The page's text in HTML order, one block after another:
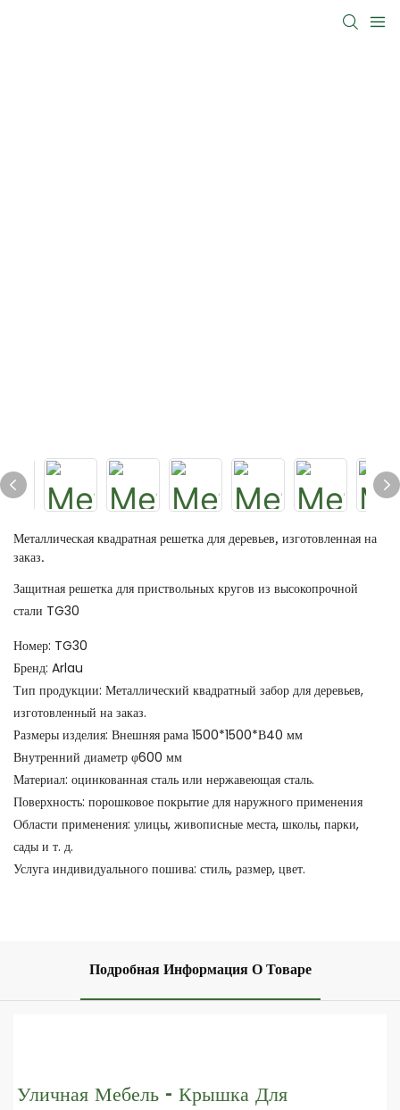
Металлическая квадратная решетка для деревьев, изготовленная на
заказ.
Защитная решетка для приствольных кругов из высокопрочной
стали TG30
Номер: TG30
Бренд: Arlau
Тип продукции: Металлический квадратный забор для деревьев,
изготовленный на заказ.
Размеры изделия: Внешняя рама 1500*1500*В40 мм
Внутренний диаметр φ600 мм
Материал: оцинкованная сталь или нержавеющая сталь.
Поверхность: порошковое покрытие для наружного применения
Области применения: улицы, живописные места, школы, парки,
сады и т. д.
Услуга индивидуального пошива: стиль, размер, цвет.
Подробная Информация О Товаре
Уличная Мебель - Крышка Для